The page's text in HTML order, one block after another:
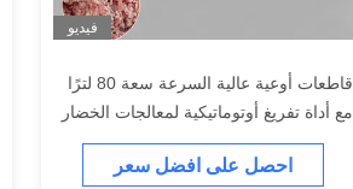
فيديو
قاطعات أوعية عالية السرعة سعة 80 لترًا
مع أداة تفريغ أوتوماتيكية لمعالجات الخضار
واللحوم
احصل على افضل سعر